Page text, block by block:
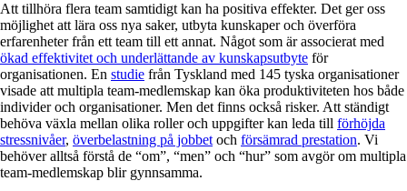
Att tillhöra flera team samtidigt kan ha positiva effekter. Det ger oss
möjlighet att lära oss nya saker, utbyta kunskaper och överföra
erfarenheter från ett team till ett annat. Något som är associerat med
ökad effektivitet och underlättande av kunskapsutbyte för
organisationen. En studie från Tyskland med 145 tyska organisationer
visade att multipla team-medlemskap kan öka produktiviteten hos både
individer och organisationer. Men det finns också risker. Att ständigt
behöva växla mellan olika roller och uppgifter kan leda till förhöjda
stressnivåer, överbelastning på jobbet och försämrad prestation. Vi
behöver alltså förstå de “om”, “men” och “hur” som avgör om multipla
team-medlemskap blir gynnsamma.